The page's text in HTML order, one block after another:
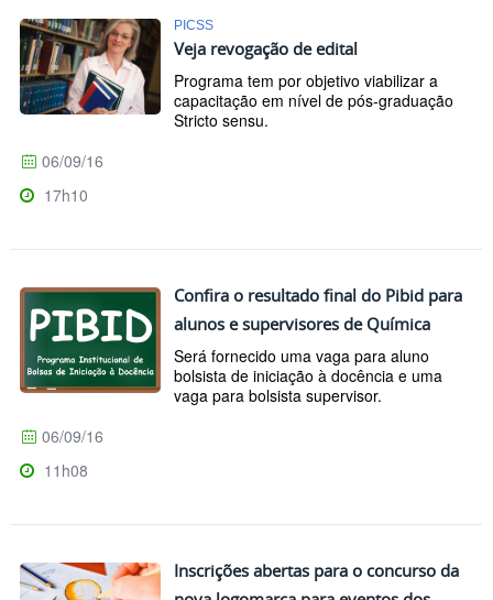
PICSS
Veja revogação de edital
Programa tem por objetivo viabilizar a
capacitação em nível de pós-graduação
Stricto sensu.
06/09/16
17h10
Confira o resultado final do Pibid para
alunos e supervisores de Química
Será fornecido uma vaga para aluno
bolsista de iniciação à docência e uma
vaga para bolsista supervisor.
06/09/16
11h08
Inscrições abertas para o concurso da